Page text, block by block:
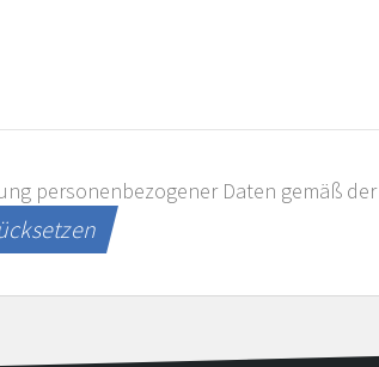
personenbezogener Daten gemäß der